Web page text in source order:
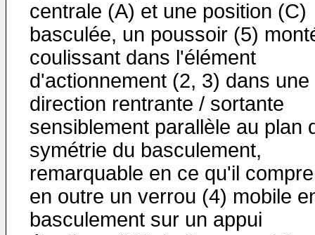
centrale (A) et une position (C)
basculée, un poussoir (5)
coulissant dans l'élément
d'actionnement (2, 3) dans une
direction rentrante / sortante
sensiblement parallèle au plan
symétrie du basculement,
remarquable en ce qu'il
en outre un verrou (4) mobile
basculement sur un appui